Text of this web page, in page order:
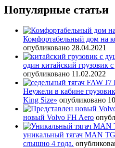
Популярные статьи
Комфортабельный дом на
опубликовано 28.04.2021
один китайский грузовик
опубликовано 11.02.2022
Неужели в кабине
King Size» опубликовано
новый Volvo FH Aero
уникальный тягач MAN
слышно 4 года.